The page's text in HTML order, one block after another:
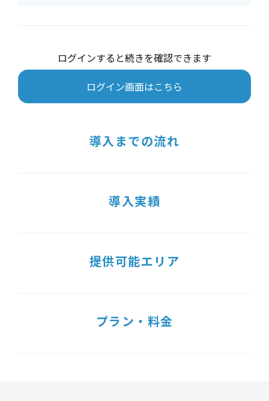
ログインすると続きを確認できます
ログイン画面はこちら
導入までの流れ
導入実績
提供可能エリア
プラン・料金